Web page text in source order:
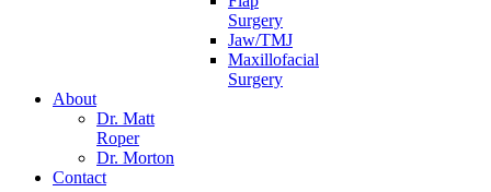
Surgery
Jaw/TMJ
Maxillofacial
Surgery
About
Dr. Matt
Roper
Dr. Morton
Contact